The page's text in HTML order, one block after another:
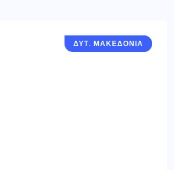
ΓΡΕΒΕΝΑ
ΔΥΤ. ΜΑΚΕΔΟΝΙΑ